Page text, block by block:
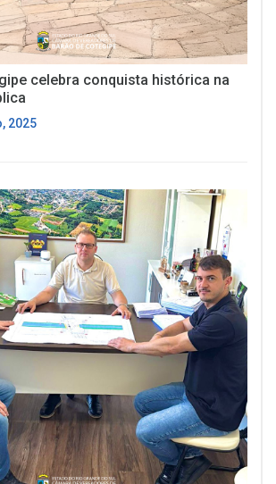
celebra conquista histórica na
2025